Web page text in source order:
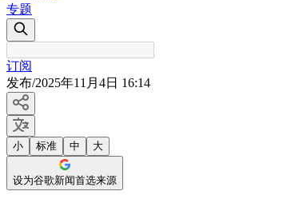
专题
订阅
发布/2025年11月4日 16:14
小 标准 中 大
设为谷歌新闻首选来源